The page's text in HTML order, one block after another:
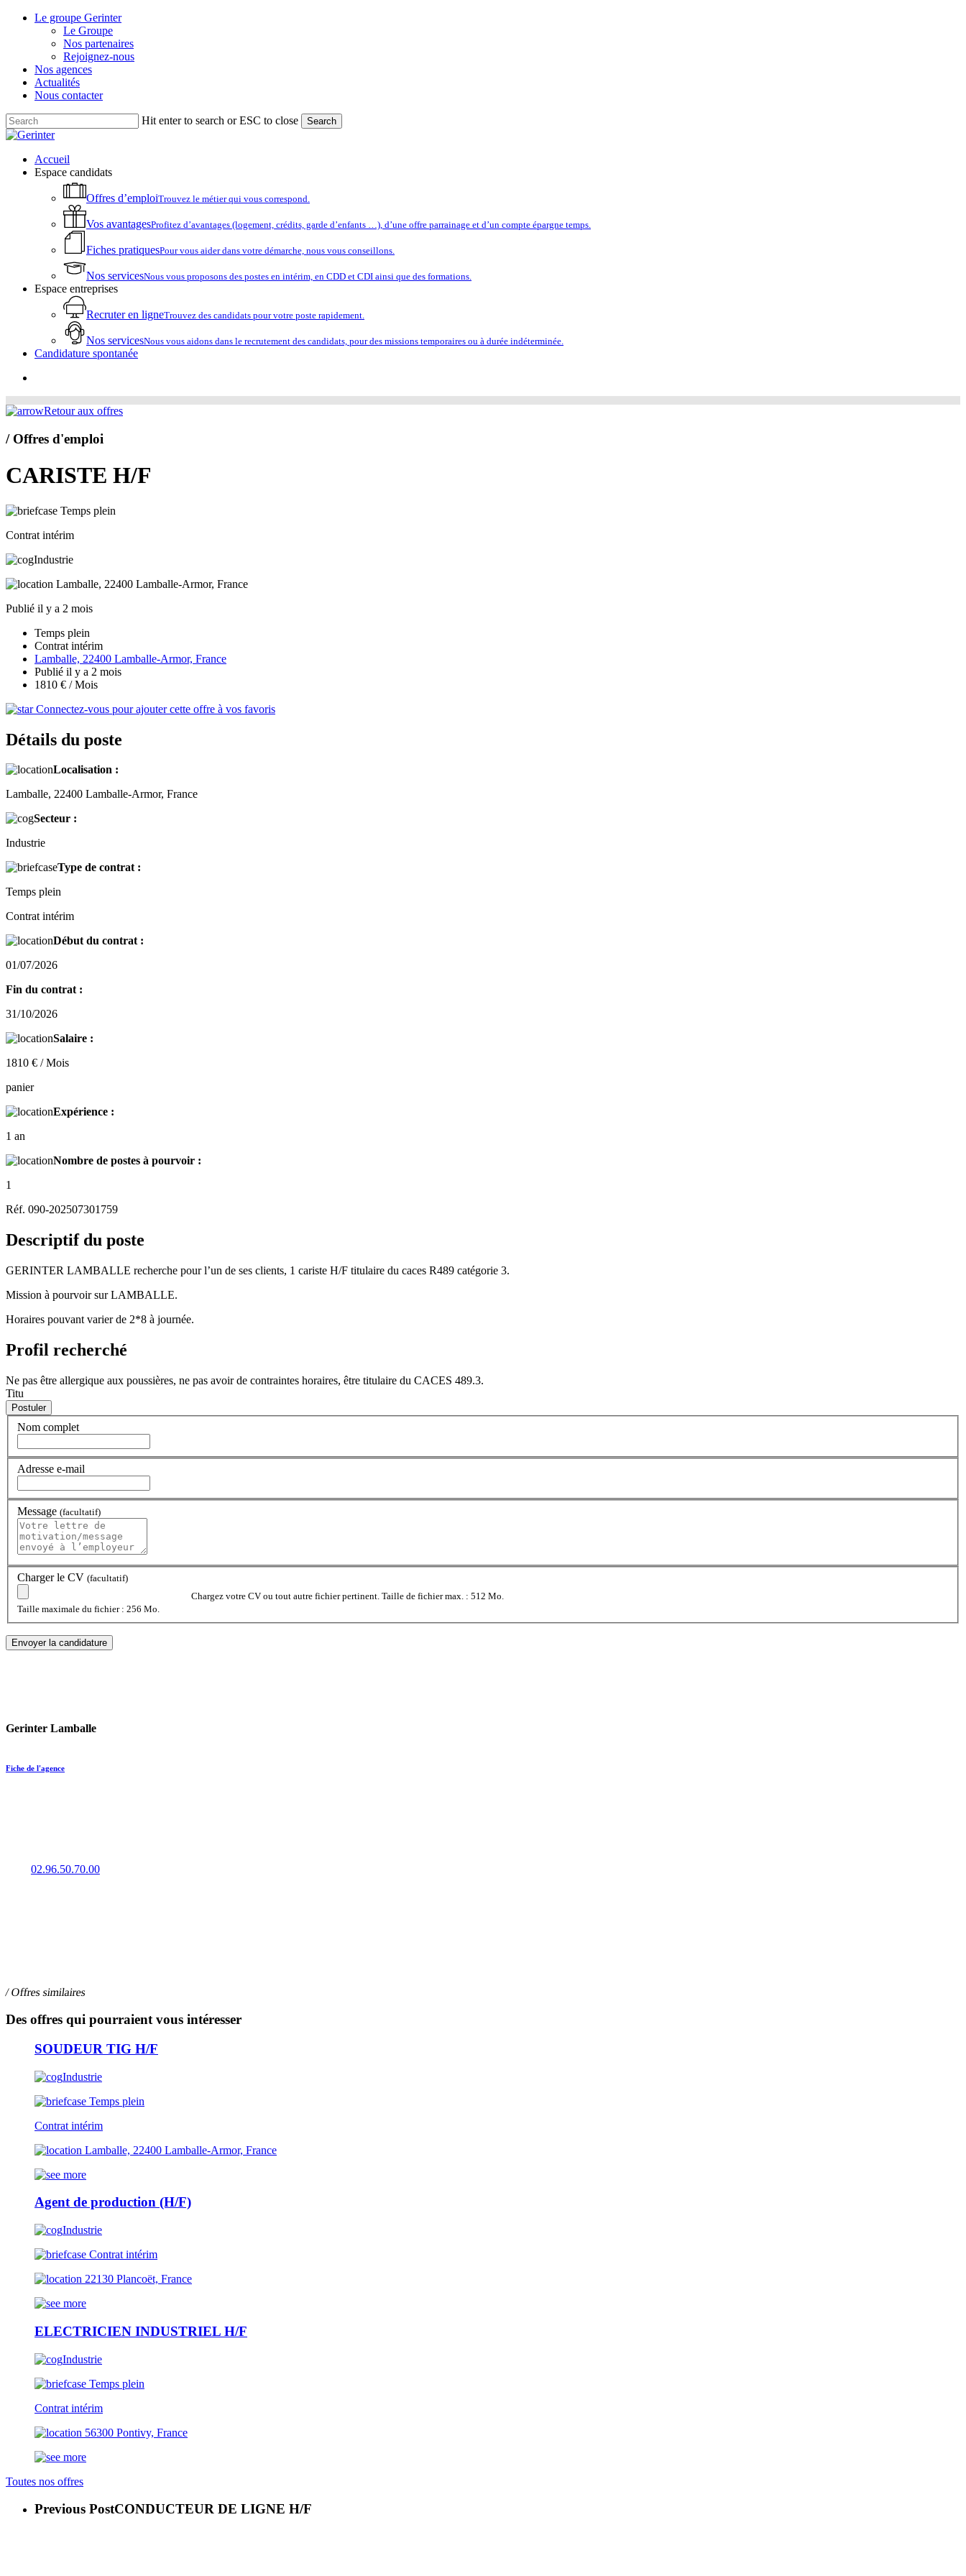
Skip
Le groupe Gerinter
Le Groupe
Nos partenaires
Rejoignez-nous
Nos agences
Actualités
Nous contacter
Hit enter to search or ESC to close Search
Close
account
Menu
Accueil
Espace candidats
Offres d’emploiTrouvez le métier qui vous correspond.
Vos avantagesProfitez d’avantages (logement, crédits, garde d’enfants …), d’une offre parrainage et d’un compte épargne temps.
Fiches pratiquesPour vous aider dans votre démarche, nous vous conseillons.
Nos servicesNous vous proposons des postes en intérim, en CDD et CDI ainsi que des formations.
Espace entreprises
Recruter en ligneTrouvez des candidats pour votre poste rapidement.
Nos servicesNous vous aidons dans le recrutement des candidats, pour des missions temporaires ou à durée indéterminée.
Candidature spontanée
Retour aux offres
/ Offres d'emploi
CARISTE H/F
Temps plein
Contrat intérim
Industrie
Lamballe, 22400 Lamballe-Armor, France
Publié il y a 2 mois
Temps plein
Contrat intérim
Lamballe, 22400 Lamballe-Armor, France
Publié il y a 2 mois
1810 € / Mois
Connectez-vous pour ajouter cette offre à vos favoris
Détails du poste
Localisation :
Lamballe, 22400 Lamballe-Armor, France
Secteur :
Industrie
Type de contrat :
Temps plein
Contrat intérim
Début du contrat :
01/07/2026
Fin du contrat :
31/10/2026
Salaire :
1810 € / Mois
panier
Expérience :
1 an
Nombre de postes à pourvoir :
1
Réf. 090-202507301759
Descriptif du poste
GERINTER LAMBALLE recherche pour l’un de ses clients, 1 cariste H/F titulaire du caces R489 catégorie 3.
Mission à pourvoir sur LAMBALLE.
Horaires pouvant varier de 2*8 à journée.
Profil recherché
Ne pas être allergique aux poussières, ne pas avoir de contraintes horaires, être titulaire du CACES 489.3.
Titu
Nom complet
Adresse e-mail
Message (facultatif)
Charger le CV (facultatif)
Chargez votre CV ou tout autre fichier pertinent. Taille de fichier max. : 512 Mo.
Taille maximale du fichier : 256 Mo.
Gerinter Lamballe
Fiche de l'agence
02.96.50.70.00
/ Offres similaires
Des offres qui pourraient vous intéresser
SOUDEUR TIG H/F
Industrie
Temps plein
Contrat intérim
Lamballe, 22400 Lamballe-Armor, France
Agent de production (H/F)
Industrie
Contrat intérim
22130 Plancoët, France
ELECTRICIEN INDUSTRIEL H/F
Industrie
Temps plein
Contrat intérim
56300 Pontivy, France
Toutes nos offres
Previous PostCONDUCTEUR DE LIGNE H/F